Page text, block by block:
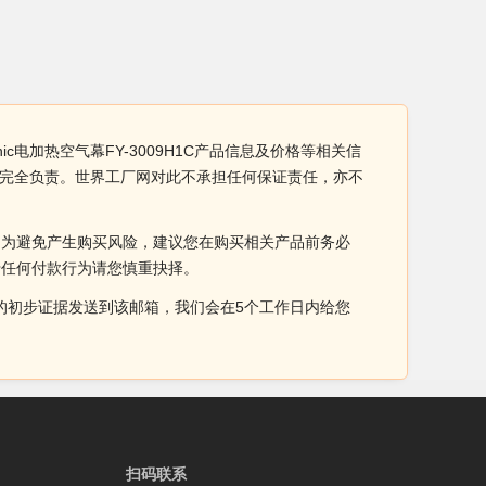
电加热空气幕FY-3009H1C产品信息及价格等相关信
全负责。世界工厂网对此不承担任何保证责任，亦不
避免产生购买风险，建议您在购买相关产品前务必
何付款行为请您慎重抉择。
步证据发送到该邮箱，我们会在5个工作日内给您
扫码联系